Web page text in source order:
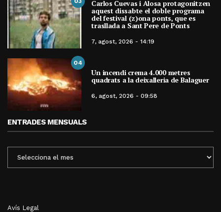
Carlos Cuevas i Alosa protagonitzen
aquest dissabte el doble programa
del festival (z)ona ponts, que es
trasllada a Sant Pere de Ponts
7, agost, 2026 - 14:19
04
Un incendi crema 4.000 metres
quadrats a la deixalleria de Balaguer
6, agost, 2026 - 09:58
ENTRADES MENSUALS
MENSUALS
Avís Legal